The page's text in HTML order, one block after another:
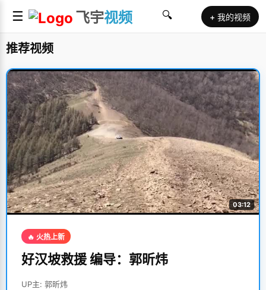
☰ 飞宇视频 🔍 + 我的视频
推荐视频
03:12
🔥 火热上新
好汉坡救援 编导：郭昕炜
UP主: 郭昕炜